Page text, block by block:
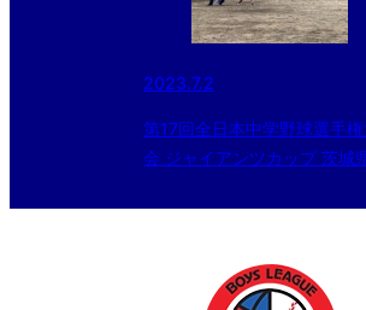
2023.7.2
第17回全日本中学野球選手権
会 ジャイアンツカップ 茨城